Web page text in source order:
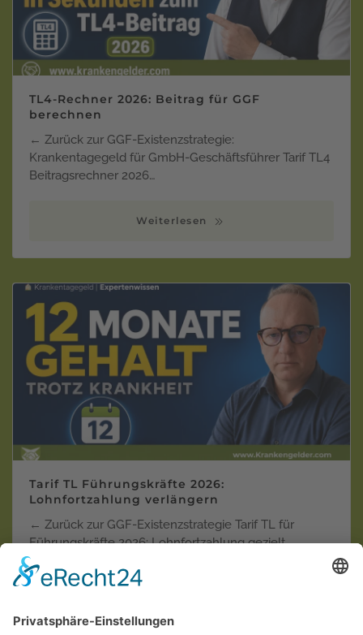
TL4-Rechner 2026: Beitrag für GGF
berechnen
← Zurück zur GGF-Existenzstrategie:
Krankentagegeld für GmbH-Geschäftsführer Tarif TL4
Beitragsrechner 2026…
Weiterlesen
Tarif TL Führungskräfte 2026:
Lohnfortzahlung verlängern
← Zurück zur GGF-Existenzstrategie Tarif TL für
Führungskräfte 2026: Lohnfortzahlung gezielt
verlänger…